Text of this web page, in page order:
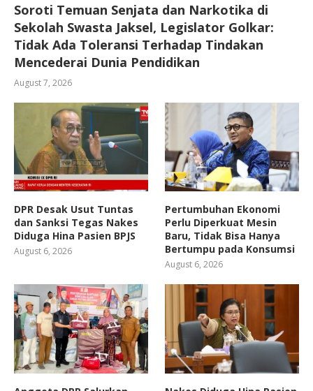
Soroti Temuan Senjata dan Narkotika di
Sekolah Swasta Jaksel, Legislator Golkar:
Tidak Ada Toleransi Terhadap Tindakan
Mencederai Dunia Pendidikan
August 7, 2026
DPR Desak Usut Tuntas
dan Sanksi Tegas Nakes
Diduga Hina Pasien BPJS
August 6, 2026
Pertumbuhan Ekonomi
Perlu Diperkuat Mesin
Baru, Tidak Bisa Hanya
Bertumpu pada Konsumsi
August 6, 2026